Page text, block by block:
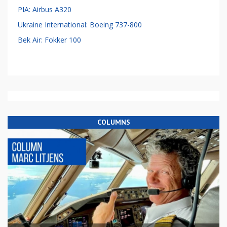
PIA: Airbus A320
Ukraine International: Boeing 737-800
Bek Air: Fokker 100
COLUMNS